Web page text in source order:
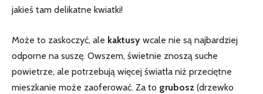
jakieś tam delikatne​ kwiatki!
Może to zaskoczyć,‍ ale kaktusy wcale nie⁣ są najbardziej
odporne na suszę. Owszem, świetnie znoszą suche
powietrze, ‍ale⁤ potrzebują więcej światła niż przeciętne
mieszkanie może zaoferować. Za ‍to grubosz (drzewko